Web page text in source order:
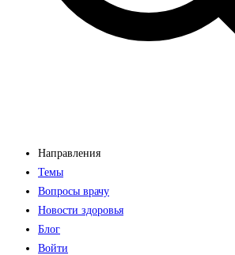
Направления
Темы
Вопросы врачу
Новости здоровья
Блог
Войти